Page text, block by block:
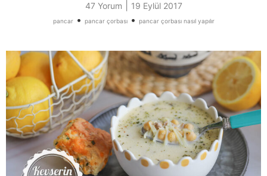
47 Yorum 19 Eylül 2017
pancar• pancar çorbası• pancar çorbası nasıl yapılır